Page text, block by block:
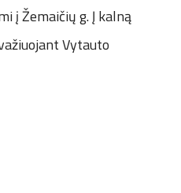
į Žemaičių g. Į kalną
Vytauto